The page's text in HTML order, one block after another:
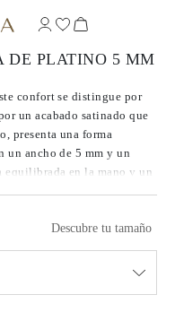
DE PLATINO 5 MM
confort se distingue por
un acabado satinado que
presenta una forma
un ancho de 5 mm y un
equilibrada en la mano y un
Descubre tu tamaño